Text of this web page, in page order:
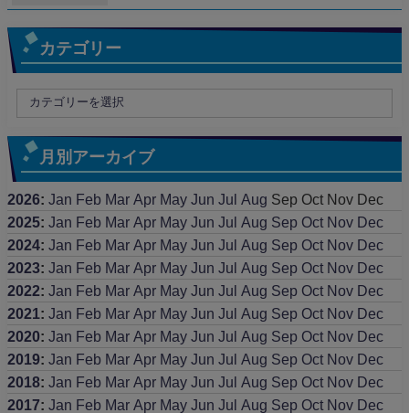
カテゴリー
月別アーカイブ
2026: Jan Feb Mar Apr May Jun Jul Aug Sep Oct Nov Dec
2025: Jan Feb Mar Apr May Jun Jul Aug Sep Oct Nov Dec
2024: Jan Feb Mar Apr May Jun Jul Aug Sep Oct Nov Dec
2023: Jan Feb Mar Apr May Jun Jul Aug Sep Oct Nov Dec
2022: Jan Feb Mar Apr May Jun Jul Aug Sep Oct Nov Dec
2021 : Jan Feb Mar Apr May Jun Jul Aug Sep Oct Nov Dec
2020: Jan Feb Mar Apr May Jun Jul Aug Sep Oct Nov Dec
2019: Jan Feb Mar Apr May Jun Jul Aug Sep Oct Nov Dec
2018: Jan Feb Mar Apr May Jun Jul Aug Sep Oct Nov Dec
2017: Jan Feb Mar Apr May Jun Jul Aug Sep Oct Nov Dec